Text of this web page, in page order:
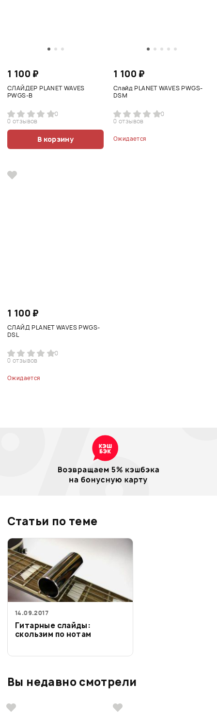
1 100 ₽
СЛАЙДЕР PLANET WAVES
PWGS-B
0
0 отзывов
В корзину
1 100 ₽
Слайд PLANET WAVES PWGS-
DSM
0
0 отзывов
Ожидается
1 100 ₽
СЛАЙД PLANET WAVES PWGS-
DSL
0
0 отзывов
Ожидается
Статьи по теме
14.09.2017
Гитарные слайды:
скользим по нотам
Вы недавно смотрели